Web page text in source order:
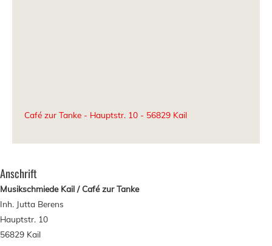
Café zur Tanke - Hauptstr. 10 - 56829 Kail
Anschrift
Musikschmiede Kail / Café zur Tanke
Inh. Jutta Berens
Hauptstr. 10
56829 Kail